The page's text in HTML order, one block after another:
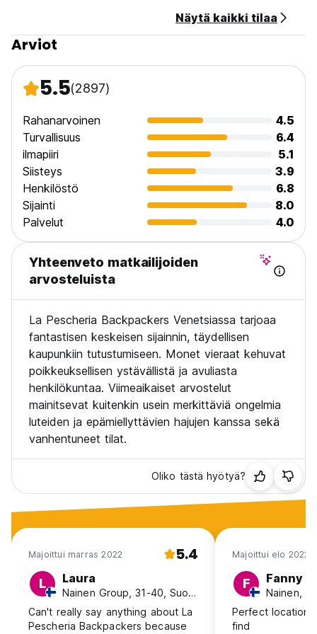
Näytä kaikki tilaa
Arviot
5.5(2897)
Rahanarvoinen
4.5
Turvallisuus
6.4
ilmapiiri
5.1
Siisteys
3.9
Henkilöstö
6.8
Sijainti
8.0
Palvelut
4.0
Yhteenveto matkailijoiden
arvosteluista
La Pescheria Backpackers Venetsiassa tarjoaa
fantastisen keskeisen sijainnin, täydellisen
kaupunkiin tutustumiseen. Monet vieraat kehuvat
poikkeuksellisen ystävällistä ja avuliasta
henkilökuntaa. Viimeaikaiset arvostelut
mainitsevat kuitenkin usein merkittäviä ongelmia
luteiden ja epämiellyttävien hajujen kanssa sekä
vanhentuneet tilat.
Oliko tästä hyötyä?
Majoittui marras 2022 5.4
L Laura
Nainen Group, 31-40, Suomi
Can't really say anything about La
Pescheria Backpackers because
Majoittui elo 2022
F Fanny
Nainen,
Perfect location,
find